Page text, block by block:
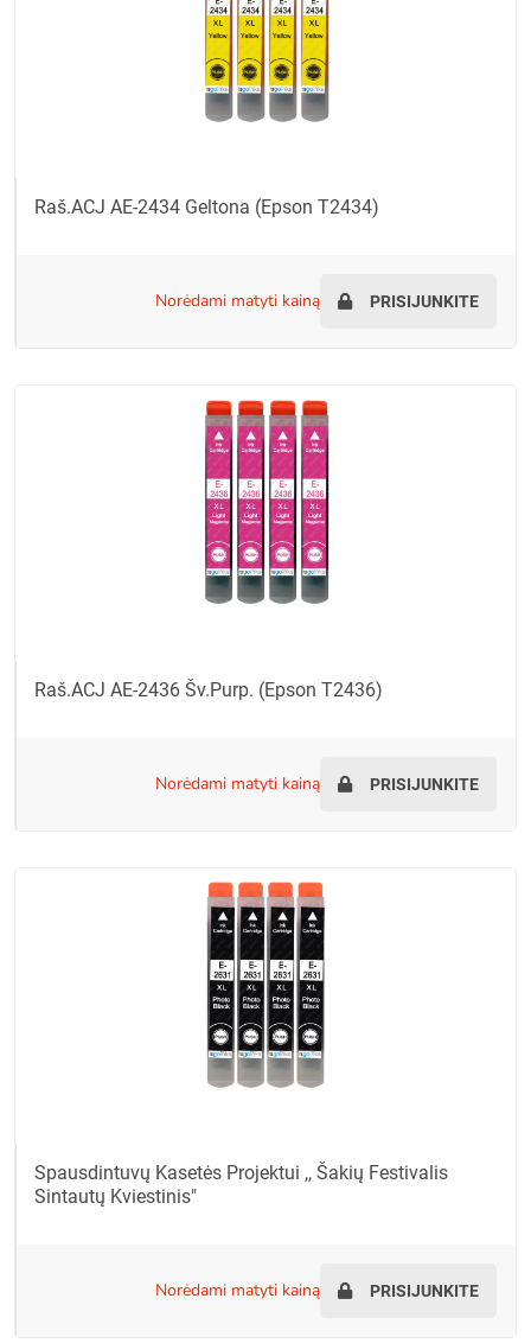
Raš.ACJ AE-2434 Geltona (Epson T2434)
norėdami matyti kainą PRISIJUNKITE
Raš.ACJ AE-2436 Šv.Purp. (Epson T2436)
norėdami matyti kainą PRISIJUNKITE
Spausdintuvų Kasetės Projektui ,, Šakių Festivalis
Sintautų Kviestinis"
norėdami matyti kainą PRISIJUNKITE